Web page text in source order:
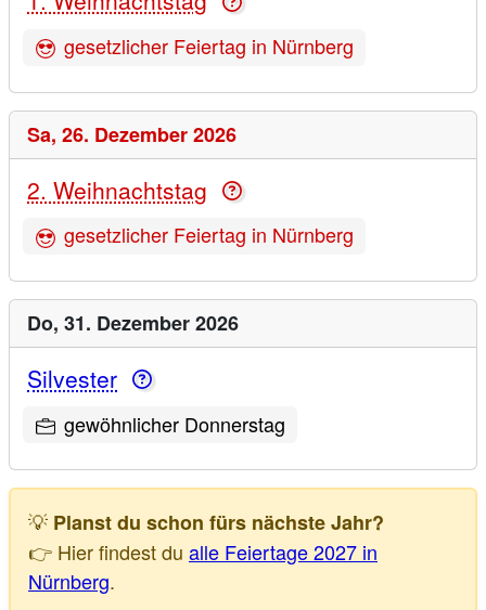
gesetzlicher Feiertag in Nürnberg
Sa, 26. Dezember 2026
2. Weihnachtstag
gesetzlicher Feiertag in Nürnberg
Do, 31. Dezember 2026
Silvester
gewöhnlicher Donnerstag
💡 Planst du schon fürs nächste Jahr?
👉 Hier findest du alle Feiertage 2027 in
Nürnberg.